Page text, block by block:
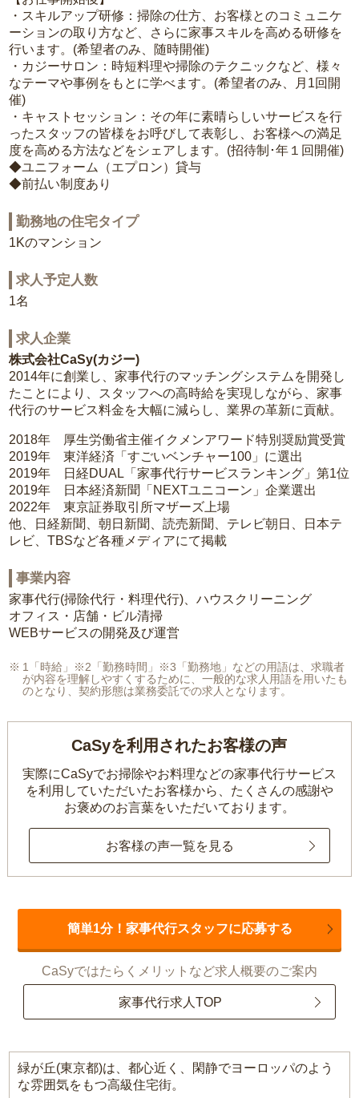
・スキルアップ研修：掃除の仕方、お客様とのコミュニケ
ーションの取り方など、さらに家事スキルを高める研修を
行います。(希望者のみ、随時開催)
・カジーサロン：時短料理や掃除のテクニックなど、様々
なテーマや事例をもとに学べます。(希望者のみ、月1回開
催)
・キャストセッション：その年に素晴らしいサービスを行
ったスタッフの皆様をお呼びして表彰し、お客様への満足
度を高める方法などをシェアします。(招待制･年１回開催)
◆ユニフォーム（エプロン）貸与
◆前払い制度あり
勤務地の住宅タイプ
1Kのマンション
求人予定人数
1名
求人企業
株式会社CaSy(カジー)
2014年に創業し、家事代行のマッチングシステムを開発し
たことにより、スタッフへの高時給を実現しながら、家事
代行のサービス料金を大幅に減らし、業界の革新に貢献。
2018年 厚生労働省主催イクメンアワード特別奨励賞受賞
2019年 東洋経済「すごいベンチャー100」に選出
2019年 日経DUAL「家事代行サービスランキング」第1位
2019年 日本経済新聞「NEXTユニコーン」企業選出
2022年 東京証券取引所マザーズ上場
他、日経新聞、朝日新聞、読売新聞、テレビ朝日、日本テ
レビ、TBSなど各種メディアにて掲載
事業内容
家事代行(掃除代行・料理代行)、ハウスクリーニング
オフィス・店舗・ビル清掃
WEBサービスの開発及び運営
1「時給」※2「勤務時間」※3「勤務地」などの用語は、求職者
が内容を理解しやすくするために、一般的な求人用語を用いたも
のとなり、契約形態は業務委託での求人となります。
CaSyを利用されたお客様の声
実際にCaSyでお掃除やお料理などの家事代行サービス
を利用していただいたお客様から、 たくさんの感謝や
お褒めのお言葉をいただいております。
お客様の声一覧を見る
簡単1分！家事代行スタッフに応募する
CaSyではたらくメリットなど求人概要のご案内
家事代行求人TOP
緑が丘(東京都)は、都心近く、閑静でヨーロッパのよう
な雰囲気をもつ高級住宅街。